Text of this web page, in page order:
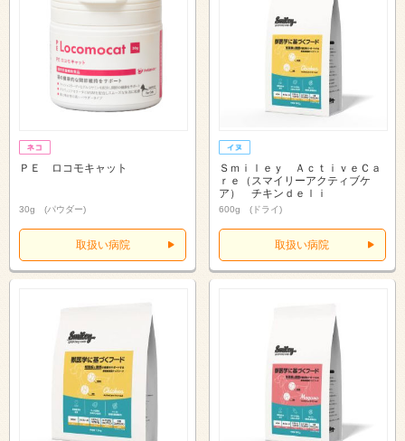
ＰＥ ロコモキャット
30g (パウダー)
取扱い病院
Ｓｍｉｌｅｙ ＡｃｔｉｖｅＣａ
ｒｅ（スマイリーアクティブケ
ア） チキンｄｅｌｉ
600g (ドライ)
取扱い病院